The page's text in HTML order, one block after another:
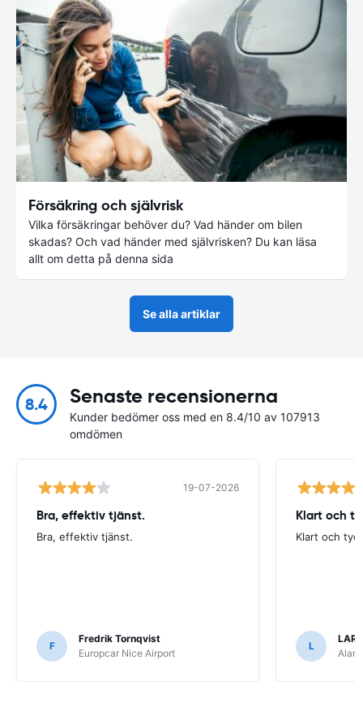
Försäkring och självrisk
Vilka försäkringar behöver du? Vad händer om bilen
skadas? Och vad händer med självrisken? Du kan läsa
allt om detta på denna sida
Se alla artiklar
8.4 Senaste recensionerna
Kunder bedömer oss med en 8.4/10 av 107913
omdömen
19-07-2026
Bra, effektiv tjänst.
Bra, effektiv tjänst.
F
Fredrik Tornqvist
Europcar Nice Airport
Klart och
Klart och
L